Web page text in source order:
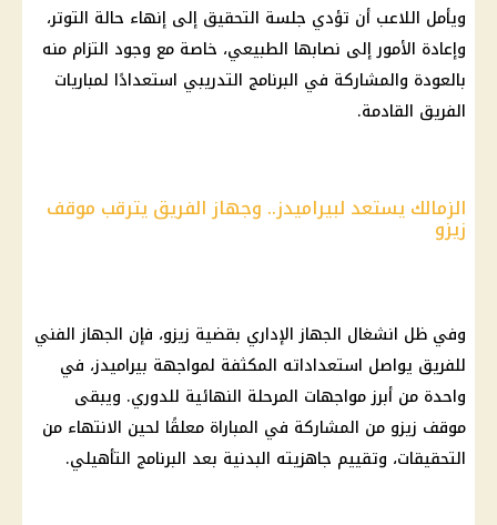
ويأمل اللاعب أن تؤدي جلسة التحقيق إلى إنهاء حالة التوتر،
وإعادة الأمور إلى نصابها الطبيعي، خاصة مع وجود التزام منه
بالعودة والمشاركة في البرنامج التدريبي استعدادًا لمباريات
الفريق القادمة.
الزمالك يستعد لبيراميدز.. وجهاز الفريق يترقب موقف
زيزو
وفي ظل انشغال الجهاز الإداري بقضية زيزو، فإن الجهاز الفني
للفريق يواصل استعداداته المكثفة لمواجهة بيراميدز، في
واحدة من أبرز مواجهات المرحلة النهائية للدوري. ويبقى
موقف زيزو من المشاركة في المباراة معلقًا لحين الانتهاء من
التحقيقات، وتقييم جاهزيته البدنية بعد البرنامج التأهيلي.